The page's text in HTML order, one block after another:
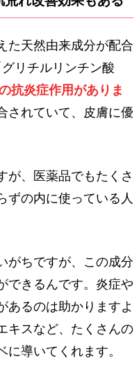
た天然由来成分が配合
リチルリンチン酸
抗炎症作用がありま
されていて、皮膚に優
が、医薬品でもたくさ
ずの内に使っている人
がちですが、この成分
できるんです。炎症や
あるのは助かりますよ
キスなど、たくさんの
導いてくれます。